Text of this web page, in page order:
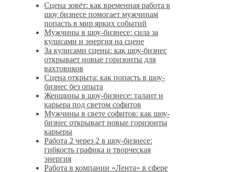
Сцена зовёт: как временная работа в
шоу бизнесе помогает мужчинам
попасть в мир ярких событий
Мужчины в шоу-бизнесе: сила за
кулисами и энергия на сцене
За кулисами сцены: как шоу-бизнес
открывает новые горизонты для
вахтовиков
Сцена открыта: как попасть в шоу-
бизнес без опыта
Женщины в шоу-бизнесе: талант и
карьера под светом софитов
Мужчины в свете софитов: как шоу-
бизнес открывает новые горизонты
карьеры
Работа 2 через 2 в шоу-бизнесе:
гибкость графика и творческая
энергия
Работа в компании «Лента» в сфере